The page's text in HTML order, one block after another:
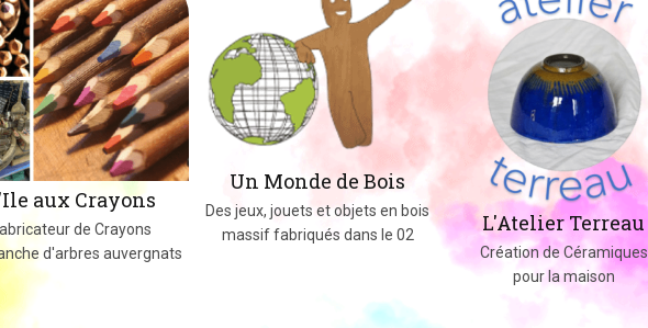
aux Crayons
de Crayons
d'arbres auvergnats
Un Monde de Bois
Des jeux, jouets et objets en bois
massif fabriqués dans le 02
L'Atelier Terreau
Création de Céramiques
pour la maison